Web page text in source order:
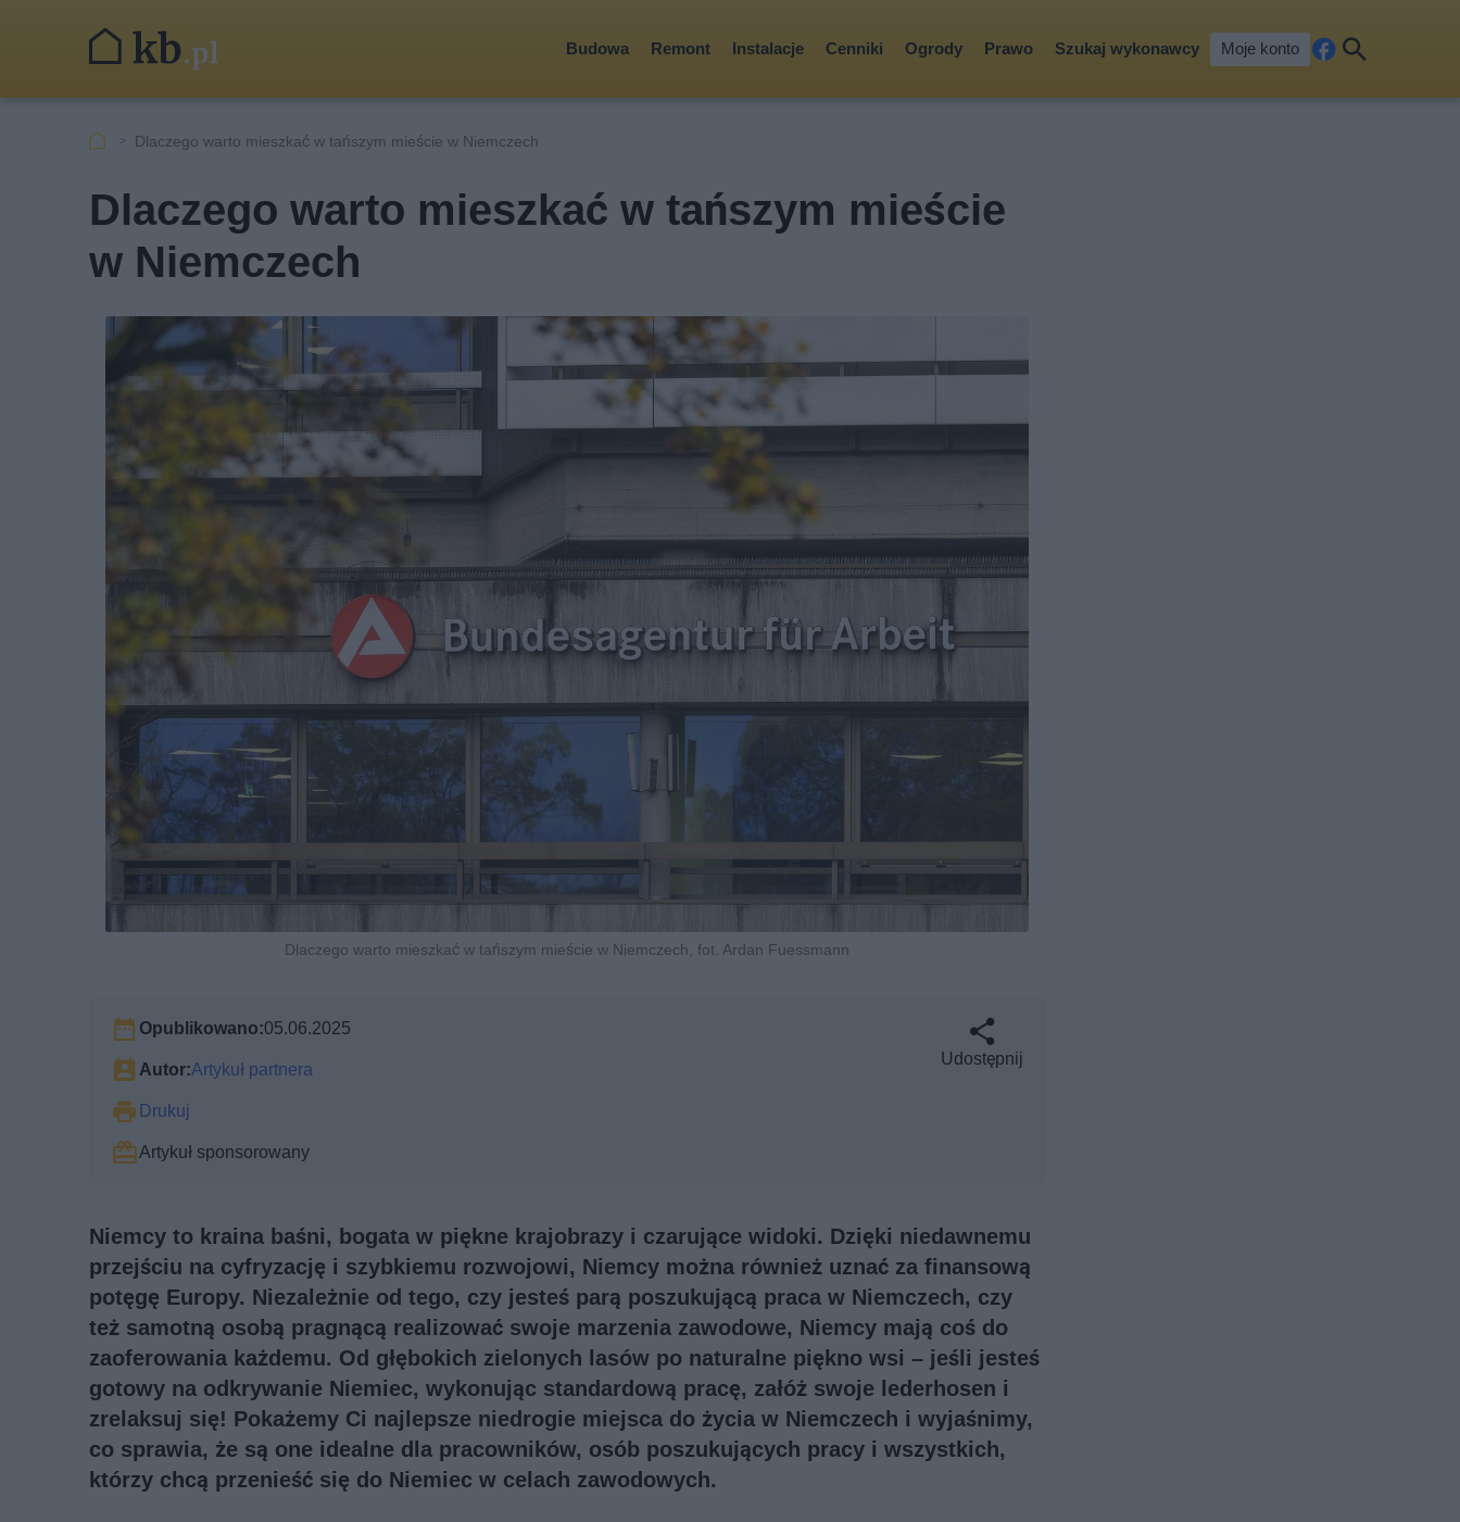
Budowa Remont Instalacje Cenniki Ogrody Prawo Szukaj wykonawcy Moje konto
cebkaj
Dlaczego warto mieszkać w tańszym mieście w Niemczech
Dlaczego warto mieszkać w tańszym mieście
w Niemczech
Dlaczego warto mieszkać w tańszym mieście w Niemczech, fot. Ardan Fuessmann
Opublikowano:05.06.2025
Autor:Artykuł partnera
Drukuj
Artykuł sponsorowany
Udostępnij
Niemcy to kraina baśni, bogata w piękne krajobrazy i czarujące widoki. Dzięki niedawnemu
przejściu na cyfryzację i szybkiemu rozwojowi, Niemcy można również uznać za finansową
potęgę Europy. Niezależnie od tego, czy jesteś parą poszukującą praca w Niemczech, czy
też samotną osobą pragnącą realizować swoje marzenia zawodowe, Niemcy mają coś do
zaoferowania każdemu. Od głębokich zielonych lasów po naturalne piękno wsi – jeśli jesteś
gotowy na odkrywanie Niemiec, wykonując standardową pracę, załóż swoje lederhosen i
zrelaksuj się! Pokażemy Ci najlepsze niedrogie miejsca do życia w Niemczech i wyjaśnimy,
co sprawia, że są one idealne dla pracowników, osób poszukujących pracy i wszystkich,
którzy chcą przenieść się do Niemiec w celach zawodowych.